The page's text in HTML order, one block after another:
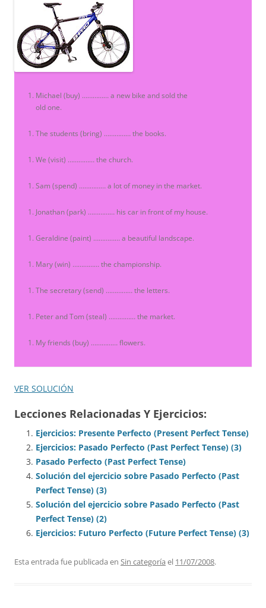
Michael (buy) …………… a new bike and sold the
old one.
The students (bring) …………… the books.
We (visit) …………… the church.
Sam (spend) …………… a lot of money in the market.
Jonathan (park) …………… his car in front of my house.
Geraldine (paint) …………… a beautiful landscape.
Mary (win) …………… the championship.
The secretary (send) …………… the letters.
Peter and Tom (steal) …………… the market.
My friends (buy) …………… flowers.
VER SOLUCIÓN
Lecciones Relacionadas Y Ejercicios:
Ejercicios: Presente Perfecto (Present Perfect Tense)
Ejercicios: Pasado Perfecto (Past Perfect Tense) (3)
Pasado Perfecto (Past Perfect Tense)
Solución del ejercicio sobre Pasado Perfecto (Past
Perfect Tense) (3)
Solución del ejercicio sobre Pasado Perfecto (Past
Perfect Tense) (2)
Ejercicios: Futuro Perfecto (Future Perfect Tense) (3)
Esta entrada fue publicada en Sin categoría el 11/07/2008.